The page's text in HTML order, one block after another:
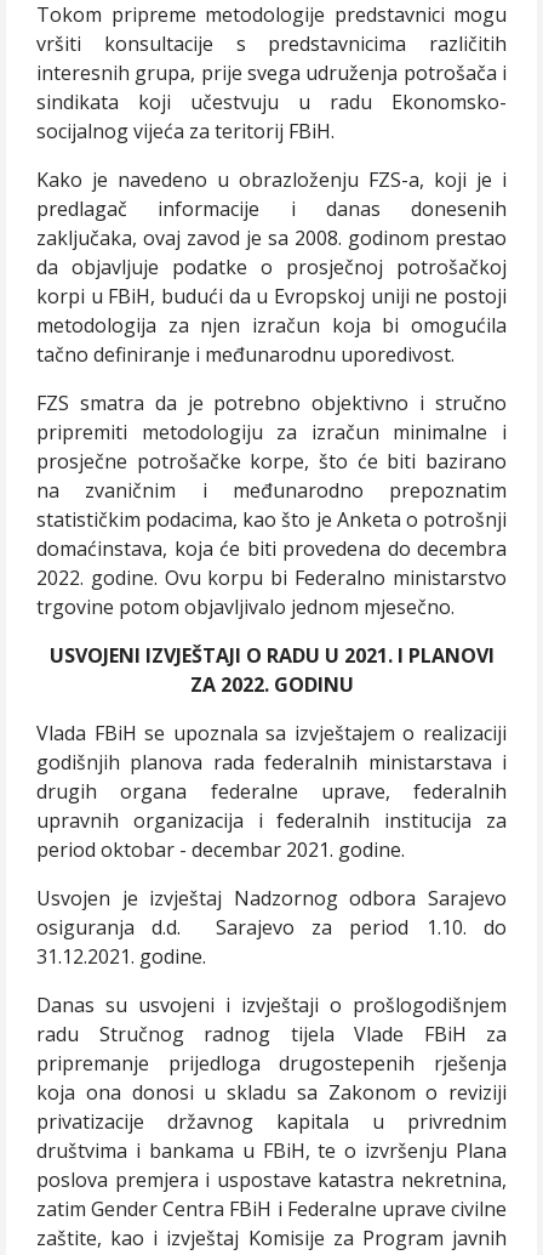
Tokom pripreme metodologije predstavnici mogu
vršiti konsultacije s predstavnicima različitih
interesnih grupa, prije svega udruženja potrošača i
sindikata koji učestvuju u radu Ekonomsko-
socijalnog vijeća za teritorij FBiH.
Kako je navedeno u obrazloženju FZS-a, koji je i
predlagač informacije i danas donesenih
zaključaka, ovaj zavod je sa 2008. godinom prestao
da objavljuje podatke o prosječnoj potrošačkoj
korpi u FBiH, budući da u Evropskoj uniji ne postoji
metodologija za njen izračun koja bi omogućila
tačno definiranje i međunarodnu uporedivost.
FZS smatra da je potrebno objektivno i stručno
pripremiti metodologiju za izračun minimalne i
prosječne potrošačke korpe, što će biti bazirano
na zvaničnim i međunarodno prepoznatim
statističkim podacima, kao što je Anketa o potrošnji
domaćinstava, koja će biti provedena do decembra
2022. godine. Ovu korpu bi Federalno ministarstvo
trgovine potom objavljivalo jednom mjesečno.
USVOJENI IZVJEŠTAJI O RADU U 2021. I PLANOVI
ZA 2022. GODINU
Vlada FBiH se upoznala sa izvještajem o realizaciji
godišnjih planova rada federalnih ministarstava i
drugih organa federalne uprave, federalnih
upravnih organizacija i federalnih institucija za
period oktobar - decembar 2021. godine.
Usvojen je izvještaj Nadzornog odbora Sarajevo
osiguranja d.d.
Sarajevo za period 1.10. do
31.12.2021. godine.
Danas su usvojeni i izvještaji o prošlogodišnjem
radu Stručnog radnog tijela Vlade FBiH za
pripremanje prijedloga drugostepenih rješenja
koja ona donosi u skladu sa Zakonom o reviziji
privatizacije državnog kapitala u privrednim
društvima i bankama u FBiH, te o izvršenju Plana
poslova premjera i uspostave katastra nekretnina,
zatim Gender Centra FBiH i Federalne uprave civilne
zaštite, kao i izvještaj Komisije za Program javnih